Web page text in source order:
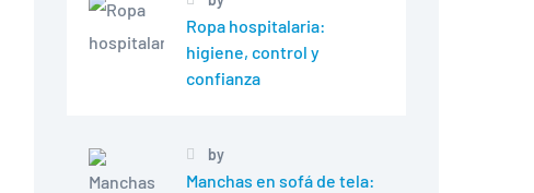
Ropa hospitalaria:
higiene, control y
confianza
by
Manchas en sofá de tela: